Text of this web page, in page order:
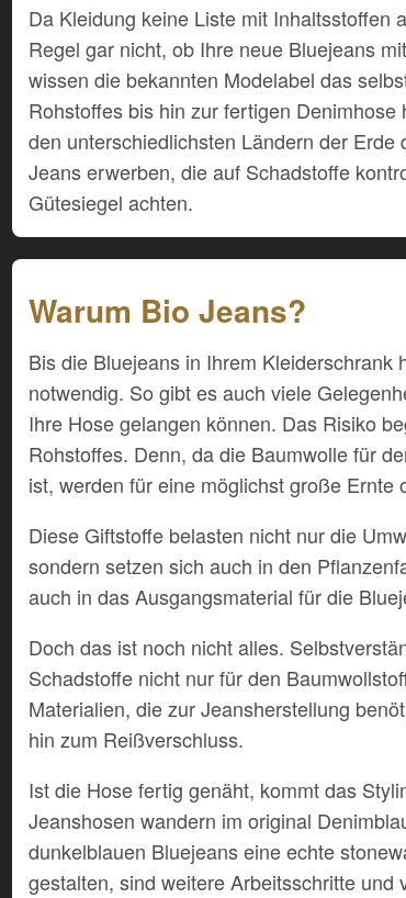
Da Kleidung keine Liste mit Inhaltsstoffen
Regel gar nicht, ob Ihre neue Bluejeans
wissen die bekannten Modelabel das
Rohstoffes bis hin zur fertigen
den unterschiedlichsten Ländern der
Jeans erwerben, die auf Schadstoffe
Gütesiegel achten.
Warum Bio Jeans?
Bis die Bluejeans in Ihrem
notwendig. So gibt es auch viele
Ihre Hose gelangen können. Das Risiko
Rohstoffes. Denn, da die Baumwolle für
ist, werden für eine möglichst große Ernte
Diese Giftstoffe belasten nicht nur die
sondern setzen sich auch in den
auch in das Ausgangsmaterial für die
Doch das ist noch nicht alles.
Schadstoffe nicht nur für den
Materialien, die zur Jeansherstellung
hin zum Reißverschluss.
Ist die Hose fertig genäht, kommt das
Jeanshosen wandern im original
dunkelblauen Bluejeans eine echte
gestalten, sind weitere Arbeitsschritte